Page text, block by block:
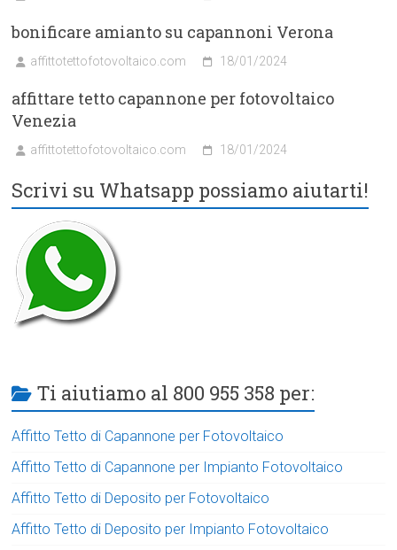
bonificare amianto su capannoni Verona
affittotettofotovoltaico.com 18/01/2024
affittare tetto capannone per fotovoltaico
Venezia
affittotettofotovoltaico.com 18/01/2024
Scrivi su Whatsapp possiamo aiutarti!
Ti aiutiamo al 800 955 358 per:
Affitto Tetto di Capannone per Fotovoltaico
Affitto Tetto di Capannone per Impianto Fotovoltaico
Affitto Tetto di Deposito per Fotovoltaico
Affitto Tetto di Deposito per Impianto Fotovoltaico